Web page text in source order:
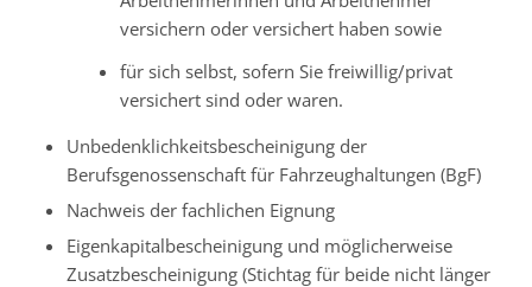
versichern oder versichert haben sowie
für sich selbst, sofern Sie freiwillig/privat
versichert sind oder waren.
Unbedenklichkeitsbescheinigung der
Berufsgenossenschaft für Fahrzeughaltungen (BgF)
Nachweis der fachlichen Eignung
Eigenkapitalbescheinigung und möglicherweise
Zusatzbescheinigung (Stichtag für beide nicht länger